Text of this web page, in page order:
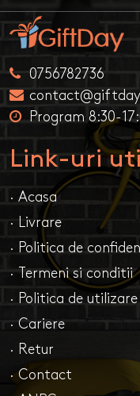
0756782736
Program 8:30-
Link-uri
· Acasa
· Livrare
· Politica de
· Termeni si conditii
· Politica de
· Cariere
· Retur
· Contact